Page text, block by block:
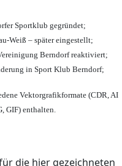
Sportklub gegründet;
Weiß – später eingestellt;
Berndorf reaktiviert;
in Sport Klub Berndorf;
Vektorgrafikformate (CDR, AI
GIF) enthalten.
die hier gezeichneten